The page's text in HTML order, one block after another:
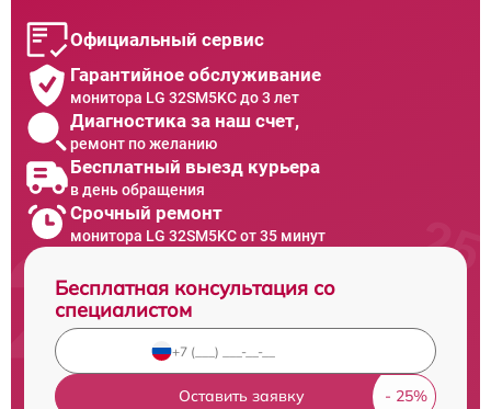
Официальный сервис
Гарантийное обслуживание
монитора LG 32SM5KC до 3 лет
Диагностика за наш счет,
ремонт по желанию
Бесплатный выезд курьера
в день обращения
Срочный ремонт
монитора LG 32SM5KC от 35 минут
Бесплатная консультация со
специалистом
Оставить заявку